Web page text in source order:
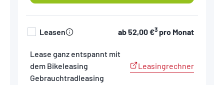
Leasen ab52,00 €3 pro Monat
Lease ganz entspannt mit
dem Bikeleasing
Gebrauchtradleasing
Leasingrechner